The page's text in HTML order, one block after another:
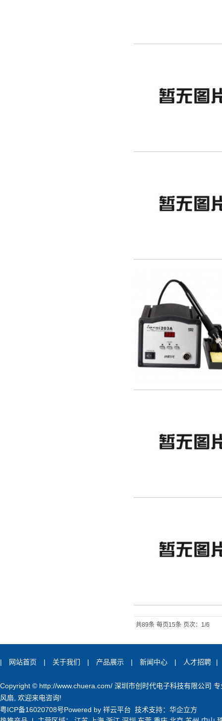
共89条 每页15条 页次：1/6
| 网站首页 | 关于我们 | 产品展示 | 新闻中心 | 人才招聘 |
Copyright © http://www.chuera.com/ 深圳市创时代电子科技有限公司 专
风扇, 欢迎来电咨询!
粤ICP备16020708号Powered by 祥云平台 技术支持： 华企立方